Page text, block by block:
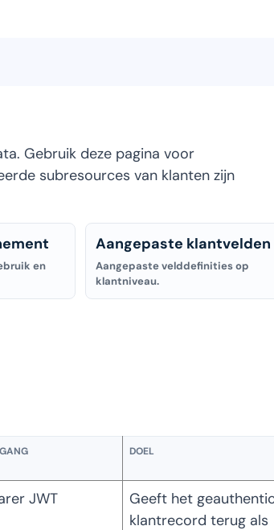
Gebruik deze pagina voor
subresources van klanten zijn
en
Aangepaste klantvelden
Aangepaste velddefinities op
klantniveau.
DOEL
JWT
Geeft het